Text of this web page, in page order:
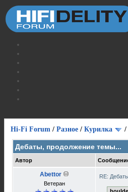
Hi-Fi Forum / Разное / Курилка /
Дебаты, продолжение темы...
Автор
Abettor
Ветеран
RE: